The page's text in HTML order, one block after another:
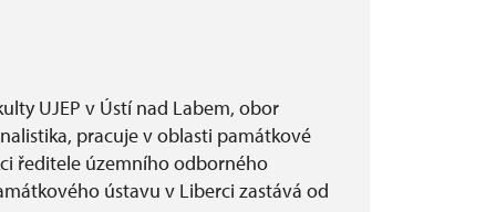
UJEP v Ústí nad Labem, obor
pracuje v oblasti památkové
ředitele územního odborného
ústavu v Liberci zastává od